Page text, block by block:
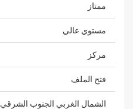
ممتاز
مستوي عالي
مركز
فتح الملف
الشمال الغربي الجنوب الشرقي